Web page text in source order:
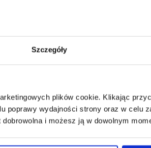
Szczegóły
plików cookie. Klikając
poprawy wydajności strony oraz w celu
i możesz ją w dowolnym